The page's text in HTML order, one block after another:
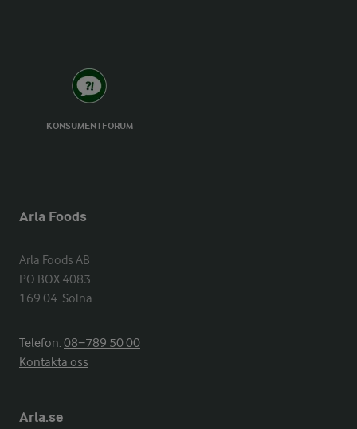
KONSUMENTFORUM
Arla Foods
Arla Foods AB
PO BOX 4083
169 04  Solna
Telefon:08−789 50 00
Kontakta oss
Arla.se